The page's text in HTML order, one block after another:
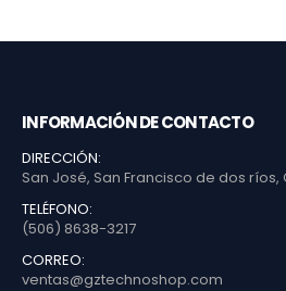
INFORMACIÓN DE CONTACTO
DIRECCIÓN:
San José, San Francisco de dos ríos,
TELÉFONO:
(506) 8638-3217
CORREO:
ventas@gztechnoshop.com